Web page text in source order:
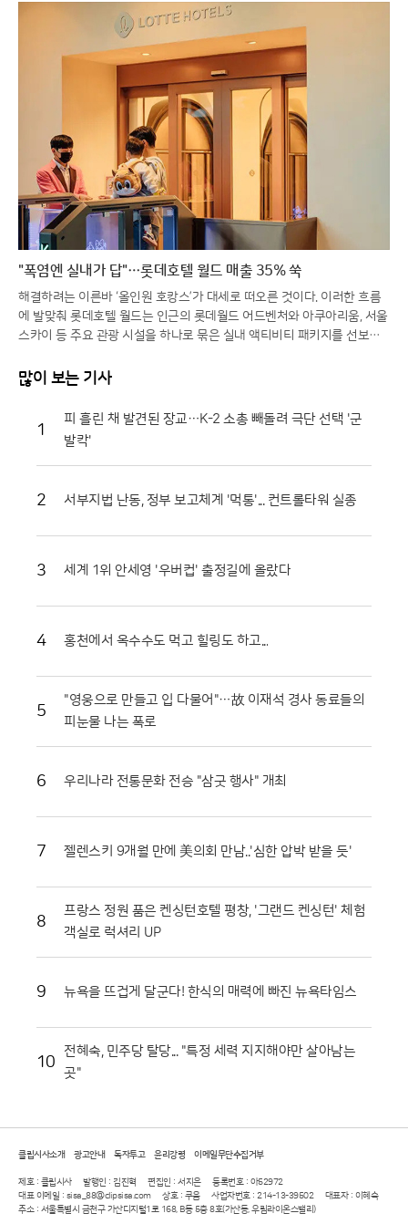
"폭염엔 실내가 답"…롯데호텔 월드 매출 35% 쑥
해결하려는 이른바 ‘올인원 호캉스’가 대세로 떠오른 것이다. 이러한 흐름
에 발맞춰 롯데호텔 월드는 인근의 롯데월드 어드벤처와 아쿠아리움, 서울
스카이 등 주요 관광 시설을 하나로 묶은 실내 액티비티 패키지를 선보이
드마크를 즐길 수 있다는 점이 방학을 맞은 자녀 동반 가족들에게 큰 매력
안락한 객실 1박과 함께 롯데월드 아쿠아리움 및 서울스카이 입장권을 기
본으로 구성했다. 특히 장기 투숙을 선호하는 고객들을 위해 2박 이상 이용
시 롯데월드 어드벤처 종합이용권과 라세느 조식 뷔페 혜택을 추가로 제공
하는 등 혜택의 폭을 넓혔다. 실제로 해당 패키지의 지난 7월 매출은 전년
텔 측은 이러한 인기에 힘입어 해당 상품을 연말까지 상시 운영하며 장기
연결되는 전용 통로인 ‘원더도어’를 운영하며 투숙객들에게 차별화된 동선
인형 또는 3인형을 선택할 수 있어 가족은 물론 친구나 연인 단위 고객까
있다는 점은 무더운 여름철 이동의 번거로움을 최소화하려는 고객들에게
객들을 위한 프리미엄 서비스도 마련되었다. ‘매직패스형 패키지’는 객실 1
박에 매직패스 프리미엄 결합권과 원더밴드를 포함해 대기 없이 인기 시설
을 이용할 수 있도록 돕는다. 원더밴드는 원더도어 전용 키와 객실 키 기능
억을 남기고자 하는 젊은 층의 호응이 이어지고 있다.여기에 투숙객만을
여준다. 어드벤처 연계 패키지 이용객은 투숙 기간 중 한 차례 재입장이 가
다. 특히 8월 말까지는 정식 개장 시간보다 15분 먼저 입장할 수 있는 원더
하는 고객들의 만족도를 끌어올리고 있다.롯데호텔 월드의 이번 전략은 단
순한 숙박을 넘어 인근 인프라를 유기적으로 결합해 고객의 체류 시간을
극대화했다는 점에서 높은 평가를 받는다. 폭염과 방학이라는 계절적 특수
예약 시스템과 다양한 옵션 구성은 앞으로도 가족 단위 휴가객들의 발길을
많이 보는 기사
1
피 흘린 채 발견된 장교…K-2 소총 빼돌려 극단 선택 '군
발칵'
2 서부지법 난동, 정부 보고체계 '먹통'... 컨트롤타워 실종
3 세계 1위 안세영 '우버컵' 출정길에 올랐다
4 홍천에서 옥수수도 먹고 힐링도 하고...
5
"영웅으로 만들고 입 다물어"…故 이재석 경사 동료들의
피눈물 나는 폭로
6 우리나라 전통문화 전승 "삼굿 행사" 개최
7 젤렌스키 9개월 만에 美의회 만남..'심한 압박 받을 듯'
8
프랑스 정원 품은 켄싱턴호텔 평창, '그랜드 켄싱턴' 체험
객실로 럭셔리 UP
9 뉴욕을 뜨겁게 달군다! 한식의 매력에 빠진 뉴욕타임스
10
전혜숙, 민주당 탈당... "특정 세력 지지해야만 살아남는
곳"
클립시사소개 광고안내 독자투고 윤리강령 이메일무단수집거부
제호 : 클립시사 발행인 : 김진혁 편집인 : 서지은
등록번호 : 아52972
대표 이메일 : sisa_88@clipsisa.com
상호 : 쿠움 사업자번호 : 214-13-39502
대표자 : 이혜숙
주소 : 서울특별시 금천구 가산디지털1로 168, B동 5층 8호(가산동, 우림라이온스밸리)